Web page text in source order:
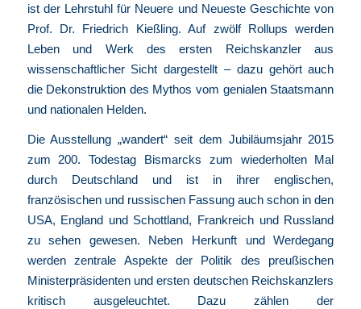
ist der Lehrstuhl für Neuere und Neueste Geschichte von
Prof. Dr. Friedrich Kießling. Auf zwölf Rollups werden
Leben und Werk des ersten Reichskanzler aus
wissenschaftlicher Sicht dargestellt – dazu gehört auch
die Dekonstruktion des Mythos vom genialen Staatsmann
und nationalen Helden.
Die Ausstellung „wandert“ seit dem Jubiläumsjahr 2015
zum 200. Todestag Bismarcks zum wiederholten Mal
durch Deutschland und ist in ihrer englischen,
französischen und russischen Fassung auch schon in den
USA, England und Schottland, Frankreich und Russland
zu sehen gewesen. Neben Herkunft und Werdegang
werden zentrale Aspekte der Politik des preußischen
Ministerpräsidenten und ersten deutschen Reichskanzlers
kritisch ausgeleuchtet. Dazu zählen der